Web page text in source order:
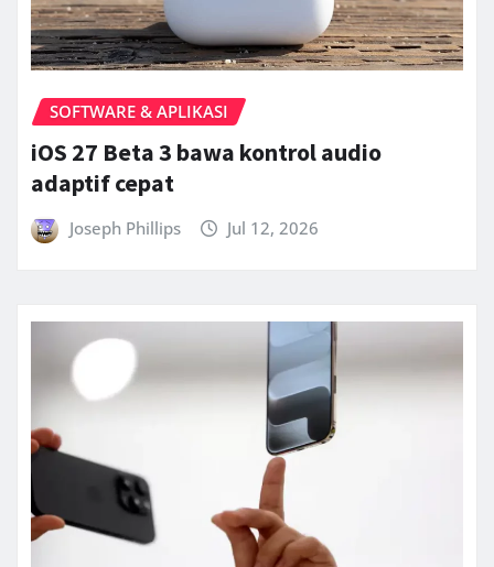
SOFTWARE & APLIKASI
iOS 27 Beta 3 bawa kontrol audio
adaptif cepat
Joseph Phillips Jul 12, 2026